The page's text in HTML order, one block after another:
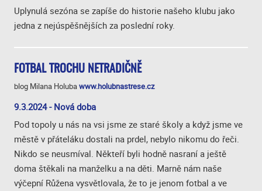
Uplynulá sezóna se zapíše do historie našeho klubu jako
jedna z nejúspěšnějších za poslední roky.
FOTBAL TROCHU NETRADIČNĚ
blog Milana Holubawww.holubnastrese.cz
9.3.2024 - Nová doba
Pod topoly u nás na vsi jsme ze staré školy a když jsme ve
městě v přáteláku dostali na prdel, nebylo nikomu do řeči.
Nikdo se neusmíval. Někteří byli hodně nasraní a ještě
doma štěkali na manželku a na děti. Marně nám naše
výčepní Růžena vysvětlovala, že to je jenom fotbal a ve